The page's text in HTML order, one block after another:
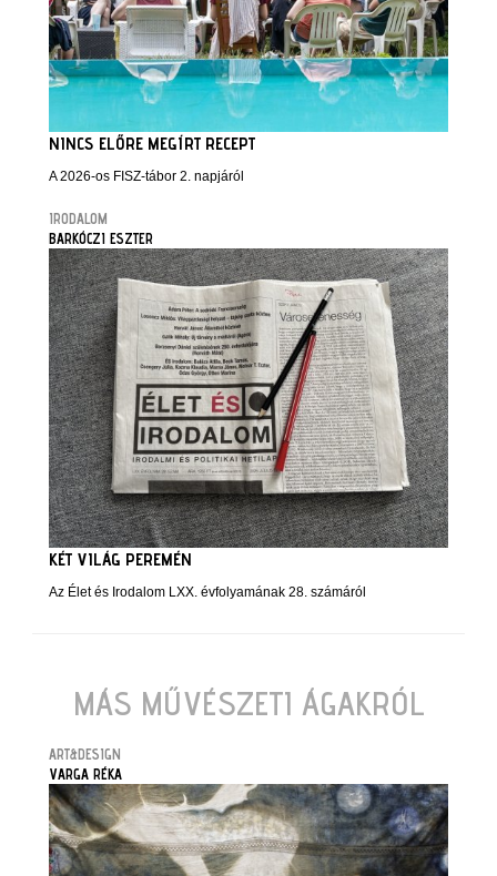
NINCS ELŐRE MEGÍRT RECEPT
A 2026-os FISZ-tábor 2. napjáról
IRODALOM
BARKÓCZI ESZTER
KÉT VILÁG PEREMÉN
Az Élet és Irodalom LXX. évfolyamának 28. számáról
MÁS MŰVÉSZETI ÁGAKRÓL
ART&DESIGN
VARGA RÉKA